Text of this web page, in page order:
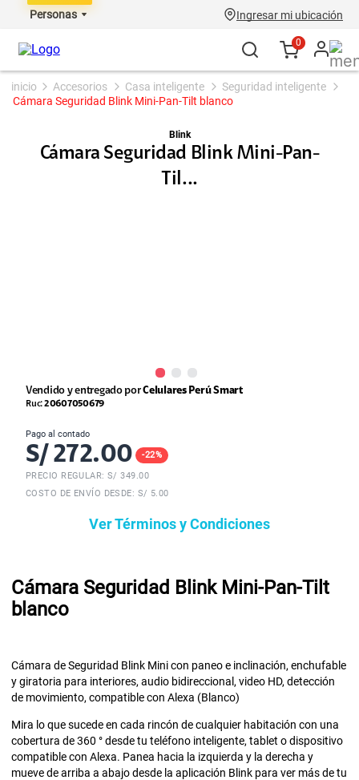
Personas Ingresar mi ubicación
0
accesorios casa inteligente
seguridad inteligente
Cámara Seguridad Blink Mini-Pan-Tilt blanco
Blink
Cámara Seguridad Blink Mini-Pan-
Til...
Vendido y entregado porCelulares Perú Smart
Ruc:20607050679
Pago al contado
S/ 272.00 -22%
PRECIO REGULAR: S/349.00
COSTO DE ENVÍO DESDE: S/ 5.00
Ver Términos y Condiciones
Cámara Seguridad Blink Mini-Pan-Tilt
blanco
Cámara de Seguridad Blink Mini con paneo e inclinación, enchufable
y giratoria para interiores, audio bidireccional, video HD, detección
de movimiento, compatible con Alexa (Blanco)
Mira lo que sucede en cada rincón de cualquier habitación con una
cobertura de 360 ° desde tu teléfono inteligente, tablet o dispositivo
compatible con Alexa. Panea hacia la izquierda y la derecha y
mueve de arriba a abajo desde la aplicación Blink para ver más de tu